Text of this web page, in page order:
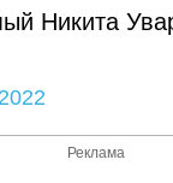
Никита
Реклама